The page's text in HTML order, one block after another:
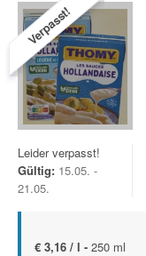
Verpasst!
Leider verpasst!
Gültig: 15.05. -
21.05.
€ 3,16 / l - 250 ml